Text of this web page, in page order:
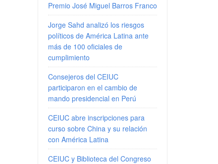
Premio José Miguel Barros Franco
Jorge Sahd analizó los riesgos
políticos de América Latina ante
más de 100 oficiales de
cumplimiento
Consejeros del CEIUC
participaron en el cambio de
mando presidencial en Perú
CEIUC abre inscripciones para
curso sobre China y su relación
con América Latina
CEIUC y Biblioteca del Congreso